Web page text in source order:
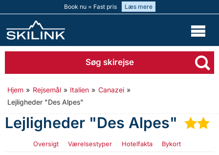
Book nu = Fast pris Læs mere
Søg skirejse
Hjem » Rejsemål » Italien » Canazei »
Lejligheder "Des Alpes"
Lejligheder "Des Alpes" ★
Oversigt Værelsestyper Hotelfakta Bykort